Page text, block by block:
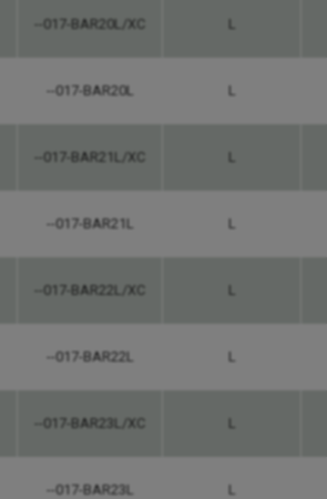
--017-BAR20L/XC L
--017-BAR20L L
--017-BAR21L/XC L
--017-BAR21L L
--017-BAR22L/XC L
--017-BAR22L L
--017-BAR23L/XC L
--017-BAR23L L